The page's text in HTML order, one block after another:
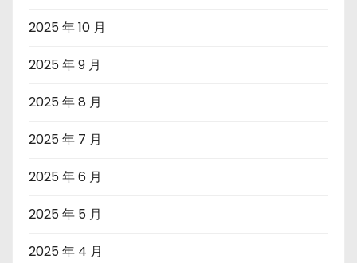
2025 年 10 月
2025 年 9 月
2025 年 8 月
2025 年 7 月
2025 年 6 月
2025 年 5 月
2025 年 4 月